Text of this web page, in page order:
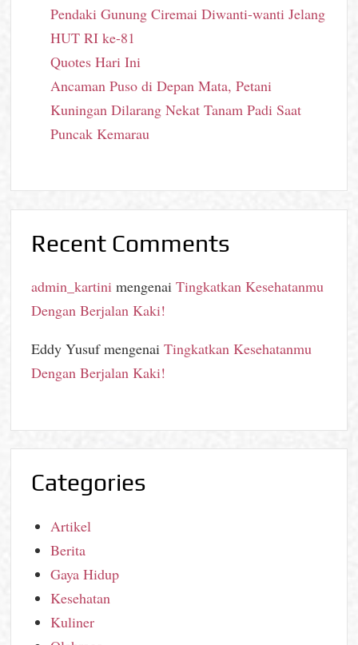
Pendaki Gunung Ciremai Diwanti-wanti Jelang
HUT RI ke-81
Quotes Hari Ini
Ancaman Puso di Depan Mata, Petani
Kuningan Dilarang Nekat Tanam Padi Saat
Puncak Kemarau
Recent Comments
admin_kartini mengenaiTingkatkan Kesehatanmu
Dengan Berjalan Kaki!
Eddy YusufmengenaiTingkatkan Kesehatanmu
Dengan Berjalan Kaki!
Categories
Artikel
Berita
Gaya Hidup
Kesehatan
Kuliner